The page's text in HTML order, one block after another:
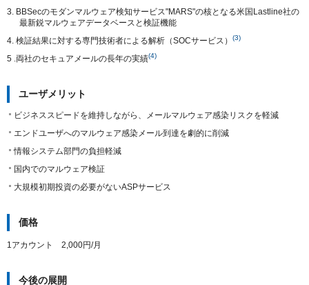
3. BBSecのモダンマルウェア検知サービス"MARS"の核となる米国Lastline社の
最新鋭マルウェアデータベースと検証機能
4. 検証結果に対する専門技術者による解析（SOCサービス）
(3)
5 .両社のセキュアメールの長年の実績(4)
ユーザメリット
ビジネススピードを維持しながら、メールマルウェア感染リスクを軽減
エンドユーザへのマルウェア感染メール到達を劇的に削減
情報システム部門の負担軽減
国内でのマルウェア検証
大規模初期投資の必要がないASPサービス
価格
1アカウント 2,000円/月
今後の展開